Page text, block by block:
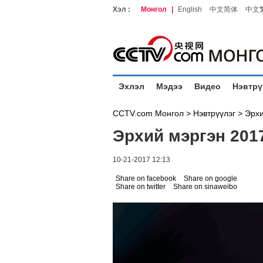
Хэл : Монгол English 中文简体 中文
Эхлэл Мэдээ Видео
CCTV.com Монгол > Нэвтрүүлэг >
Эрхий мэргэн
10-21-2017 12:13
Share on facebook
Share on google
Share on twitter
Share on sinaweibo